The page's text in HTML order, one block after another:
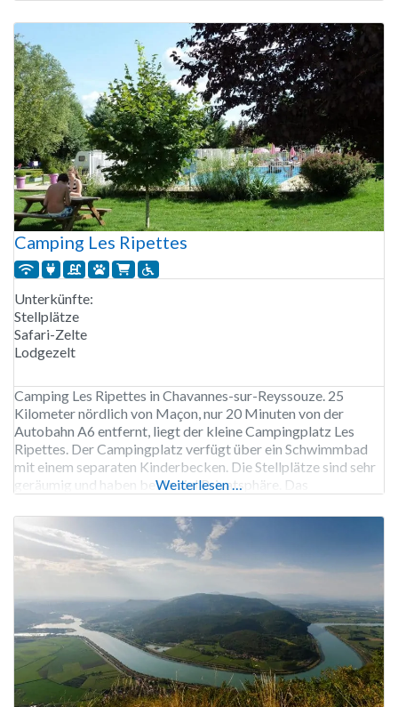
Camping Les Ripettes
Unterkünfte:
Stellplätze
Safari-Zelte
Lodgezelt
Camping Les Ripettes in Chavannes-sur-Reyssouze. 25
Kilometer nördlich von Maçon, nur 20 Minuten von der
Autobahn A6 entfernt, liegt der kleine Campingplatz Les
Ripettes. Der Campingplatz verfügt über ein Schwimmbad
mit einem separaten Kinderbecken. Die Stellplätze sind sehr
geräumig und haben beide viel Privatsphäre. Das
Pflückgarten kann man auch Gemüse pflücken. In
Weiterlesen …